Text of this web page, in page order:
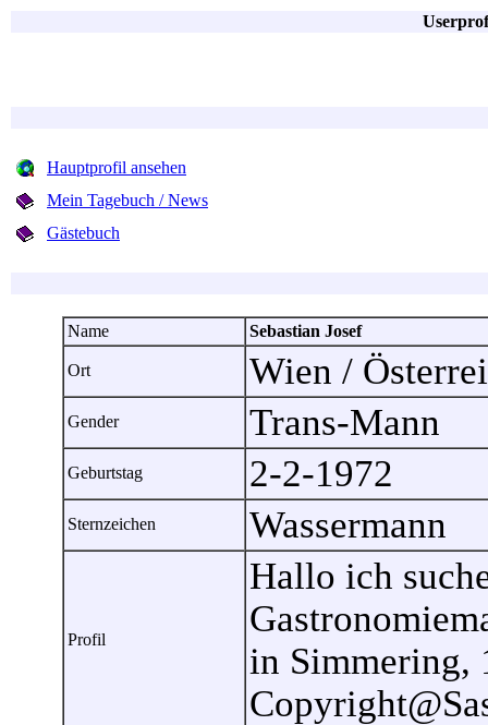
Hauptprofil ansehen
Mein Tagebuch / News
Gästebuch
Name Sebastian Josef
Ort Wien /
Gender Trans-Mann
Geburtstag 2-2-1972
Sternzeichen Wassermann
Profil
Hallo ich
in Simmering,